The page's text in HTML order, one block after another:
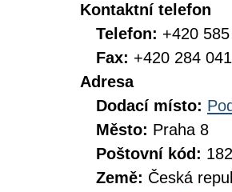
Kontaktní telefon
Telefon: +420
Fax: +420 284
Adresa
Dodací místo:
Město: Praha 8
Poštovní kód:
Země: Česká